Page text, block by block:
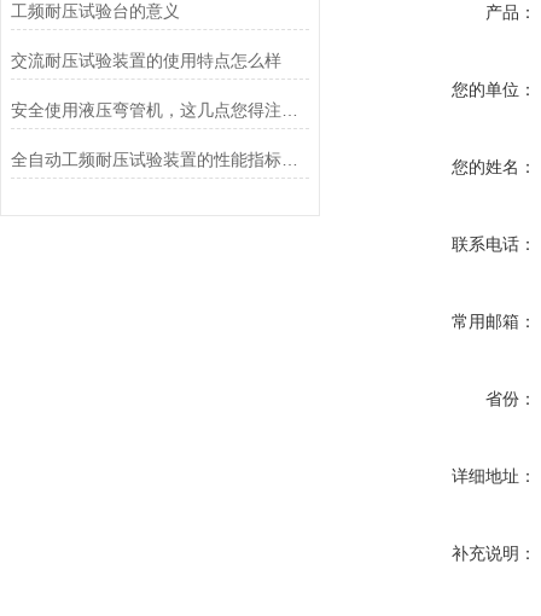
工频耐压试验台的意义
交流耐压试验装置的使用特点怎么样
全自动工频耐压试验装置的性能指标包括哪些
产品：
您的单位：
您的姓名：
联系电话：
常用邮箱：
省份：
详细地址：
补充说明：